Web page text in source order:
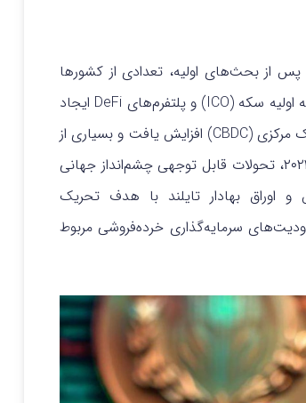
۲۰۲۲ شروع به تکامل کرد. پس از بحث‌های اولیه، تعدادی از کشورها
چارچوب‌های قانونی دقیقی با قوانین حاکم بر ارزهای دیجیتال، عرضه اولیه سکه (ICO) و پلتفرم‌های DeFi ایجاد
کردند. در همان زمان، جنبش جهانی برای ایجاد ارزهای دیجیتال بانک مرکزی (CBDC) افزایش یافت و بسیاری از
در سال ۲۰۲۳، تحولات قابل توجهی چشم‌انداز جهانی
و اوراق بهادار تایلند با هدف تحریک
سرمایه‌گذاری خرده‌فروشی مربوط